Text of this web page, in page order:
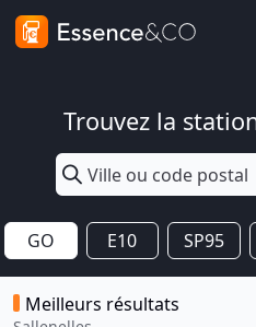
Trouvez la
GO E10 SP95
Meilleurs résultats